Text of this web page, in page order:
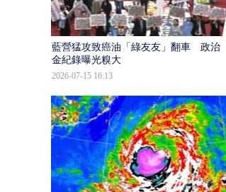
藍營猛攻致癌油「綠友友」翻車 政治獻
金紀錄曝光糗大
2026-07-15 16:13